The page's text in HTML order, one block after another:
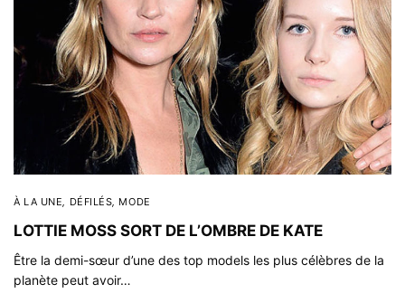
À LA UNE, DÉFILÉS, MODE
LOTTIE MOSS SORT DE L’OMBRE DE KATE
Être la demi-sœur d’une des top models les plus célèbres de la
planète peut avoir…